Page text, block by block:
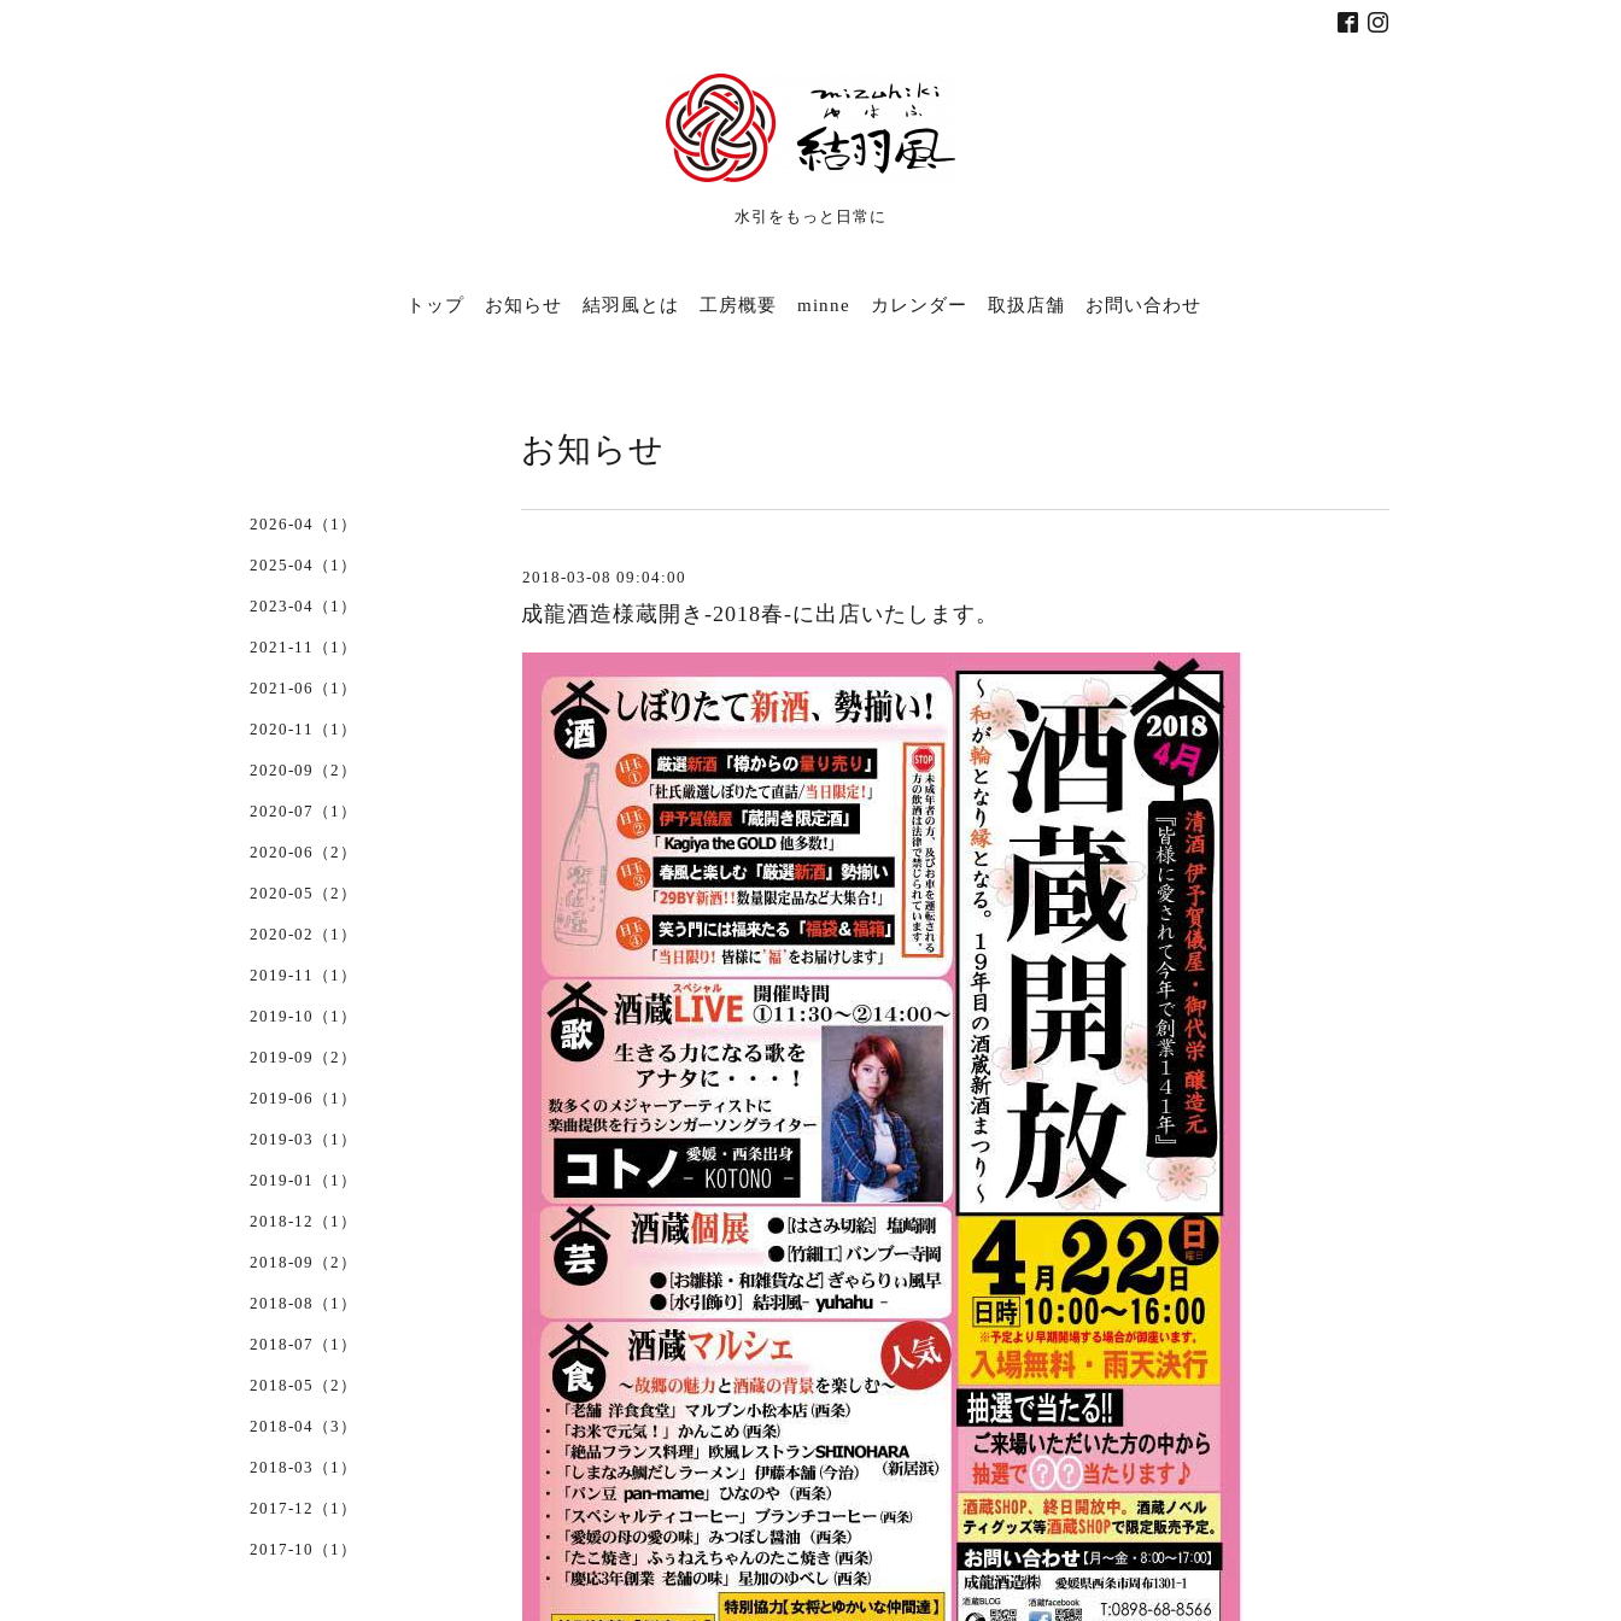
水引をもっと日常に
トップ お知らせ 結羽風とは 工房概要 minne カレンダー 取扱店舗 お問い合わせ
お知らせ
2018-03-08 09:04:00
成龍酒造様蔵開き-2018春-に出店いたします。
2026-04（1）
2025-04（1）
2023-04（1）
2021-11（1）
2021-06（1）
2020-11（1）
2020-09（2）
2020-07（1）
2020-06（2）
2020-05（2）
2020-02（1）
2019-11（1）
2019-10（1）
2019-09（2）
2019-06（1）
2019-03（1）
2019-01（1）
2018-12（1）
2018-09（2）
2018-08（1）
2018-07（1）
2018-05（2）
2018-04（3）
2018-03（1）
2017-12（1）
2017-10（1）